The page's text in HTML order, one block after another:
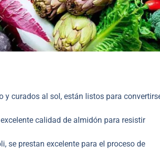
y curados al sol, están listos para
calidad de almidón para resistir
se prestan excelente para el proceso de